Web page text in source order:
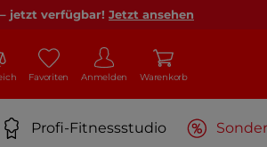
jetzt verfügbar! Jetzt ansehen
Favoriten Anmelden Warenkorb
Profi-Fitnessstudio